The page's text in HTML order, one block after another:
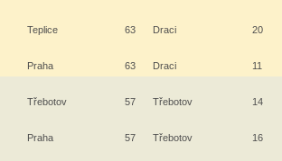
Teplice 63 Draci 20
Praha 63 Draci 11
Třebotov 57 Třebotov 14
Praha 57 Třebotov 16